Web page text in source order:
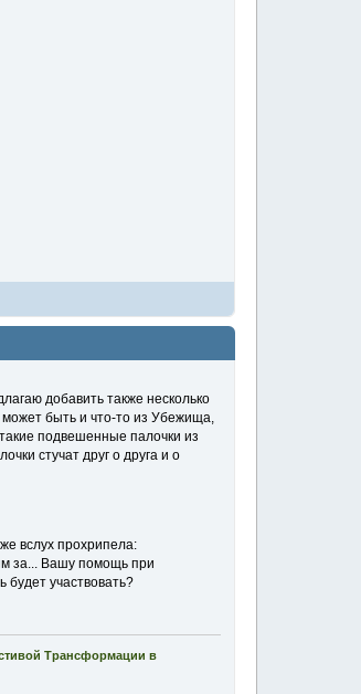
добавить также несколько
может быть и что-то из Убежища,
подвешенные палочки из
стучат друг о друга и о
вслух прохрипела:
за... Вашу помощь при
участвовать?
Трансформации в